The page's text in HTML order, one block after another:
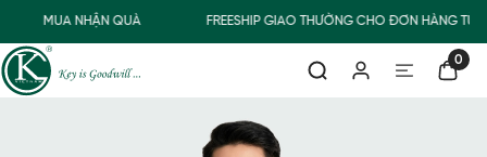
MUA NHẬN QUÀ FREESHIP GIAO THƯỜNG CHO ĐƠN HÀNG TỪ
0